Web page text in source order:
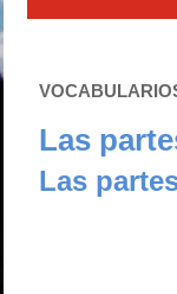
Las
Las